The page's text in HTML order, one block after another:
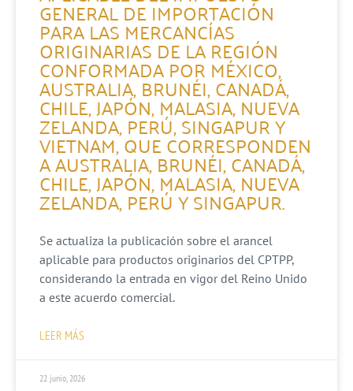
GENERAL DE IMPORTACIÓN
PARA LAS MERCANCÍAS
ORIGINARIAS DE LA REGIÓN
CONFORMADA POR MÉXICO,
AUSTRALIA, BRUNÉI, CANADÁ,
CHILE, JAPÓN, MALASIA, NUEVA
ZELANDA, PERÚ, SINGAPUR Y
VIETNAM, QUE CORRESPONDEN
A AUSTRALIA, BRUNÉI, CANADÁ,
CHILE, JAPÓN, MALASIA, NUEVA
ZELANDA, PERÚ Y SINGAPUR.
Se actualiza la publicación sobre el arancel
aplicable para productos originarios del CPTPP,
considerando la entrada en vigor del Reino Unido
a este acuerdo comercial.
LEER MÁS
22 junio, 2026